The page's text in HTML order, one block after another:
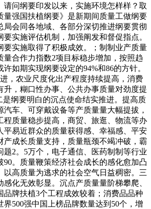
请问纲要印发以来，实施环境怎样样？取
量强国扶植纲要》是新期间质量工做纲要
局会同各地域、各部分深切推进纲要贯彻
实施评估机制，加强阐发和督促指点。
要实施取得了积极成效。；制制业产质量
量合作力指数2项目标稳步增加，按照趋
如期实现纲要设定的94%和86的方针。
，农业尺度化出产程度持续提高，消费
升，糊口性办事、公共办事质量对劲度提
是纲要明白的沉点使命结实推进。提高质
车、可穿戴设备等产质量量大幅提拔，
程质量稳步提高，商贸、旅逛、物流等办
平易近群众的质量获得感、幸福感、平安
产成长质量支持，质量瓶颈不竭冲破，霸
题2。5万个，电子通信、医药制制等行业
90。质量鞭策经济社会成长的感化愈加凸
以高质量为逃求的社会空气日益稠密。三
化无效彰显。沉点产质量量阶梯攀爬、
品牌扶植3个工程成效较着；消费品品种
界500强中国上榜品牌数量达到50个，增